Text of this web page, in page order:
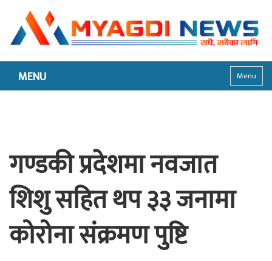
MENU Menu
गण्डकी प्रदेशमा नवजात
शिशु सहित थप ३३ जनामा
कोरोना संक्रमण पुष्टि